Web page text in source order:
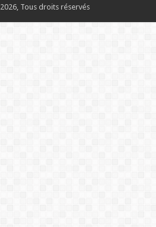
Tous droits réservés